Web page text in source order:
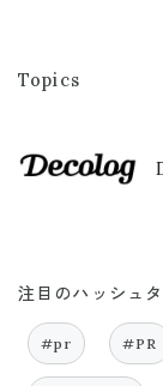
Topics
注目のハッシュ
#pr #PR